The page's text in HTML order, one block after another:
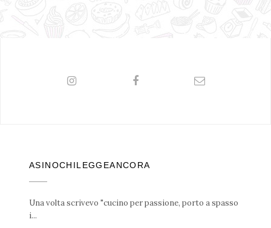
ASINOCHILEGGEANCORA
Una volta scrivevo "cucino per passione, porto a spasso
i...